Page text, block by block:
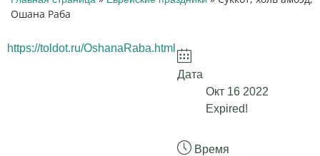
Ошана Раба
https://toldot.ru/OshanaRaba.html
Дата
Окт 16 2022
Expired!
Время